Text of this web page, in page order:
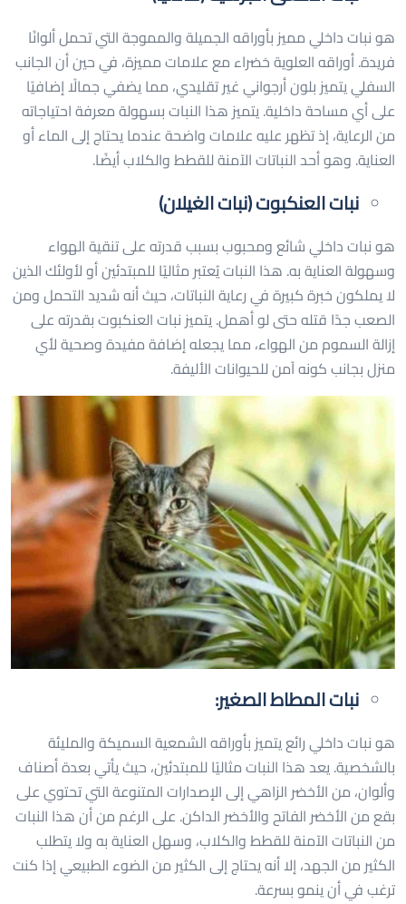
هو نبات داخلي مميز بأوراقه الجميلة والمموجة التي تحمل ألوانًا
فريدة. أوراقه العلوية خضراء مع علامات مميزة، في حين أن الجانب
السفلي يتميز بلون أرجواني غير تقليدي، مما يضفي جمالًا إضافيًا
على أي مساحة داخلية. يتميز هذا النبات بسهولة معرفة احتياجاته
من الرعاية، إذ تظهر عليه علامات واضحة عندما يحتاج إلى الماء أو
العناية. وهو أحد النباتات الآمنة للقطط والكلاب أيضًا.
نبات العنكبوت (نبات الغيلان)
هو نبات داخلي شائع ومحبوب بسبب قدرته على تنقية الهواء
وسهولة العناية به. هذا النبات يُعتبر مثاليًا للمبتدئين أو لأولئك الذين
لا يملكون خبرة كبيرة في رعاية النباتات، حيث أنه شديد التحمل ومن
الصعب جدًا قتله حتى لو أهمل. يتميز نبات العنكبوت بقدرته على
إزالة السموم من الهواء، مما يجعله إضافة مفيدة وصحية لأي
منزل بجانب كونه آمن للحيوانات الأليفة.
نبات المطاط الصغير:
هو نبات داخلي رائع يتميز بأوراقه الشمعية السميكة والمليئة
بالشخصية. يعد هذا النبات مثاليًا للمبتدئين، حيث يأتي بعدة أصناف
وألوان، من الأخضر الزاهي إلى الإصدارات المتنوعة التي تحتوي على
بقع من الأخضر الفاتح والأخضر الداكن. على الرغم من أن هذا النبات
من النباتات الآمنة للقطط والكلاب، وسهل العناية به ولا يتطلب
الكثير من الجهد، إلا أنه يحتاج إلى الكثير من الضوء الطبيعي إذا كنت
ترغب في أن ينمو بسرعة.